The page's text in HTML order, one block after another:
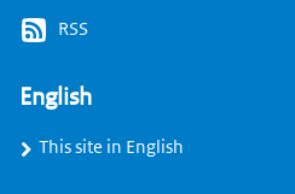
RSS
English
This site in English